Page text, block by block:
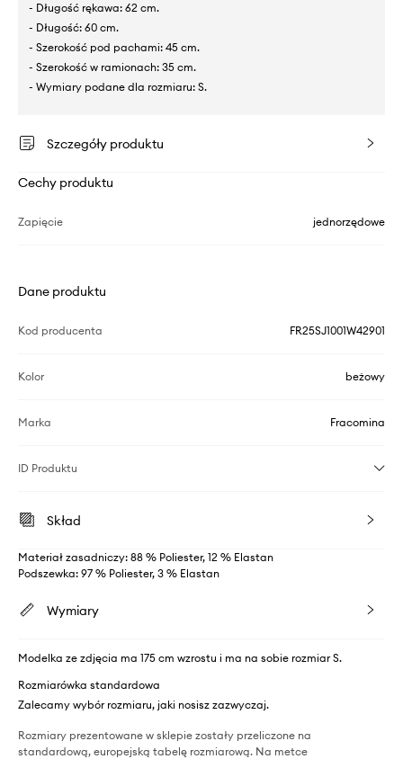
- Długość rękawa: 62 cm.
- Długość: 60 cm.
- Szerokość pod pachami: 45 cm.
- Szerokość w ramionach: 35 cm.
- Wymiary podane dla rozmiaru: S.
Szczegóły produktu
Cechy produktu
Zapięcie jednorzędowe
Dane produktu
Kod producenta FR25SJ1001W42901
Kolor beżowy
Marka Fracomina
ID Produktu
Skład
Materiał zasadniczy: 88 % Poliester, 12 % Elastan
Podszewka: 97 % Poliester, 3 % Elastan
Wymiary
Modelka ze zdjęcia ma 175 cm wzrostu i ma na sobie rozmiar S.
Rozmiarówka standardowa
Zalecamy wybór rozmiaru, jaki nosisz zazwyczaj.
Rozmiary prezentowane w sklepie zostały przeliczone na
standardową, europejską tabelę rozmiarową. Na metce